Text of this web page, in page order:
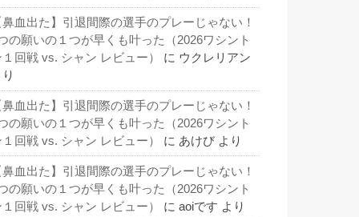
鼻血出た】引退間際の選手のプレーじゃない！
の願いの１つが早くも叶った（2026ワシント
１回戦 vs. シャン レビュー）
に ウクレリアン
鼻血出た】引退間際の選手のプレーじゃない！
の願いの１つが早くも叶った（2026ワシント
１回戦 vs. シャン レビュー）
に あけび より
鼻血出た】引退間際の選手のプレーじゃない！
の願いの１つが早くも叶った（2026ワシント
１回戦 vs. シャン レビュー）
に aoiです より